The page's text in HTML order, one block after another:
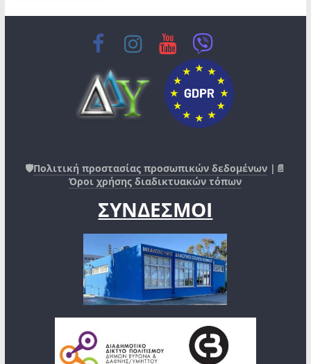
🛡️Πολιτική προστασίας προσωπικών δεδομένων |📄
Όροι χρήσης διαδικτυακών τόπων
ΣΥΝΔΕΣΜΟΙ